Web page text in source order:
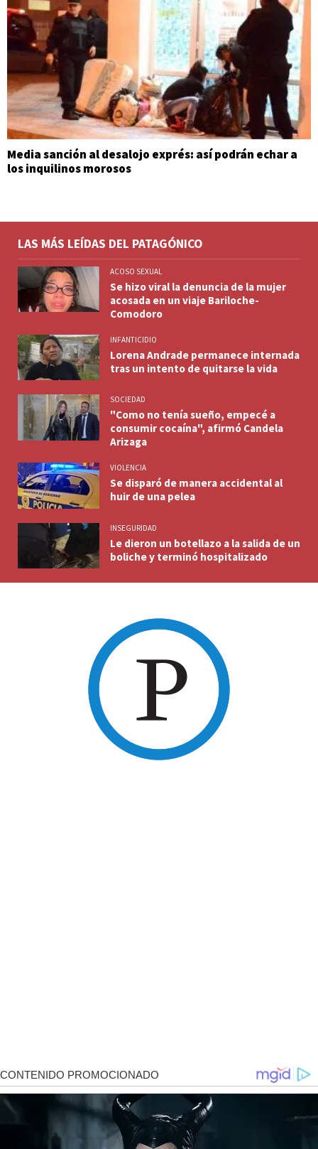
Media sanción al desalojo exprés: así podrán echar a
los inquilinos morosos
LAS MÁS LEÍDAS DEL PATAGÓNICO
ACOSO SEXUAL
Se hizo viral la denuncia de la mujer
acosada en un viaje Bariloche-
Comodoro
INFANTICIDIO
Lorena Andrade permanece internada
tras un intento de quitarse la vida
SOCIEDAD
"Como no tenía sueño, empecé a
consumir cocaína", afirmó Candela
Arizaga
VIOLENCIA
Se disparó de manera accidental al
huir de una pelea
INSEGURIDAD
Le dieron un botellazo a la salida de un
boliche y terminó hospitalizado